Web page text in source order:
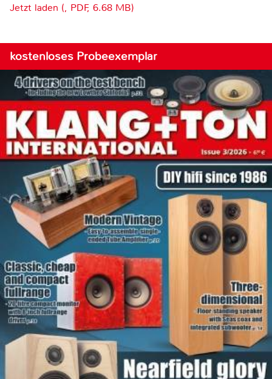
Jetzt laden (, PDF, 6.68 MB)
kostenloses Probeexemplar